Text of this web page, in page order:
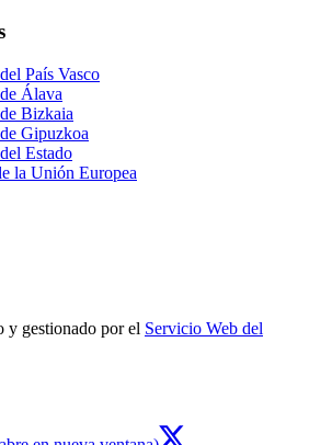
País Vasco
Álava
Bizkaia
Gipuzkoa
Estado
la Unión Europea
y gestionado por el Servicio Web del